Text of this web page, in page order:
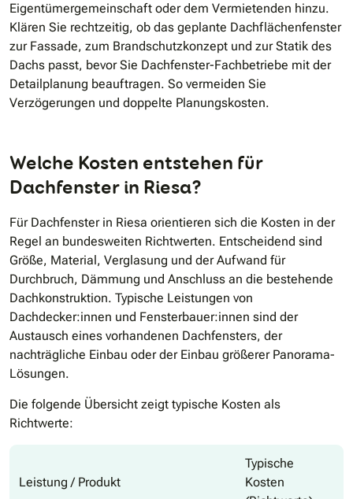
Eigentümergemeinschaft oder dem Vermietenden hinzu.
Klären Sie rechtzeitig, ob das geplante Dachflächenfenster
zur Fassade, zum Brandschutzkonzept und zur Statik des
Dachs passt, bevor Sie Dachfenster-Fachbetriebe mit der
Detailplanung beauftragen. So vermeiden Sie
Verzögerungen und doppelte Planungskosten.
Welche Kosten entstehen für
Dachfenster in Riesa?
Für Dachfenster in Riesa orientieren sich die Kosten in der
Regel an bundesweiten Richtwerten. Entscheidend sind
Größe, Material, Verglasung und der Aufwand für
Durchbruch, Dämmung und Anschluss an die bestehende
Dachkonstruktion. Typische Leistungen von
Dachdecker:innen und Fensterbauer:innen sind der
Austausch eines vorhandenen Dachfensters, der
nachträgliche Einbau oder der Einbau größerer Panorama-
Lösungen.
Die folgende Übersicht zeigt typische Kosten als
Richtwerte:
Leistung / Produkt
Typische
Kosten